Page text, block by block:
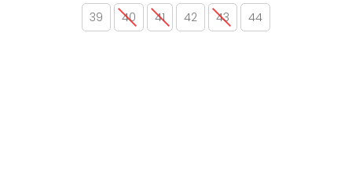
39 40 41 42 43 44